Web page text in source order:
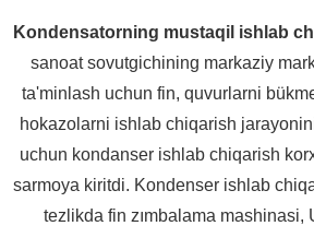
Kondensatorning mustaqil ishlab
sanoat sovutgichining markaziy
ta'minlash uchun fin, quvurlarni
hokazolarni ishlab chiqarish
uchun kondanser ishlab chiqarish
sarmoya kiritdi. Kondenser ishlab
tezlikda fin zımbalama mashinasi,